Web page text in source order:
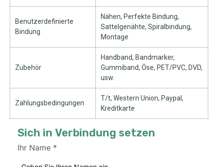
Benutzerdefinierte
Bindung
Nähen, Perfekte Bindung,
Sattelgenähte, Spiralbindung,
Montage
Zubehör
Handband, Bandmarker,
Gummiband, Öse, PET/PVC, DVD,
usw.
Zahlungsbedingungen
T/t, Western Union, Paypal,
Kreditkarte
Sich in Verbindung setzen
Ihr Name *